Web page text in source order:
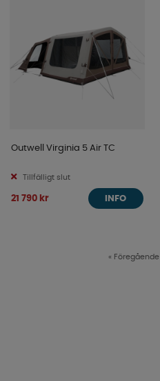
Outwell Virginia 5 Air TC
Tillfälligt slut
21 790 kr INFO
« Föregående